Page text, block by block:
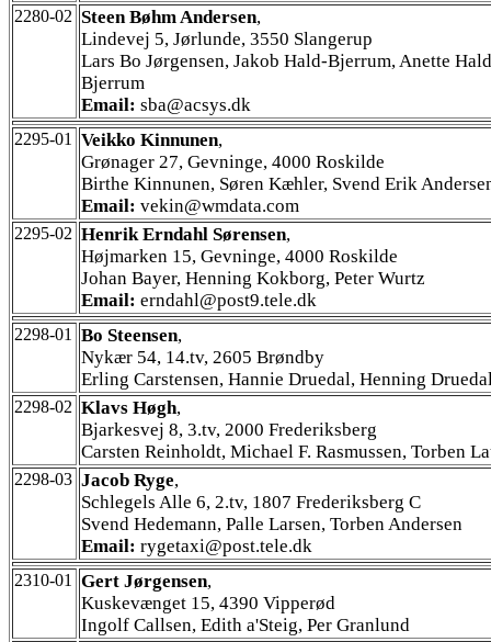
2280-02 Steen Bøhm Andersen,
Lindevej 5, Jørlunde, 3550 Slangerup
Lars Bo Jørgensen, Jakob Hald-Bjerrum, Anette
Bjerrum
Email: sba@acsys.dk
2295-01 Veikko Kinnunen,
Grønager 27, Gevninge, 4000 Roskilde
Birthe Kinnunen, Søren Kæhler, Svend Erik
Email: vekin@wmdata.com
2295-02 Henrik Erndahl Sørensen,
Højmarken 15, Gevninge, 4000 Roskilde
Johan Bayer, Henning Kokborg, Peter Wurtz
Email: erndahl@post9.tele.dk
2298-01 Bo Steensen,
Nykær 54, 14.tv, 2605 Brøndby
Erling Carstensen, Hannie Druedal, Henning
2298-02 Klavs Høgh,
Bjarkesvej 8, 3.tv, 2000 Frederiksberg
Carsten Reinholdt, Michael F. Rasmussen, Torben
2298-03 Jacob Ryge,
Schlegels Alle 6, 2.tv, 1807 Frederiksberg C
Svend Hedemann, Palle Larsen, Torben Andersen
Email: rygetaxi@post.tele.dk
2310-01 Gert Jørgensen,
Kuskevænget 15, 4390 Vipperød
Ingolf Callsen, Edith a'Steig, Per Granlund